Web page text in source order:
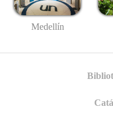
Medellín